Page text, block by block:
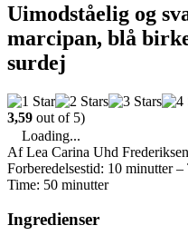
Uimodståelig og
marcipan, blå
surdej
3,59 out of 5)
Loading...
Af Lea Carina Uhd Frederiksen
Forberedelsestid: 10 minutter–
Time: 50 minutter
Ingredienser